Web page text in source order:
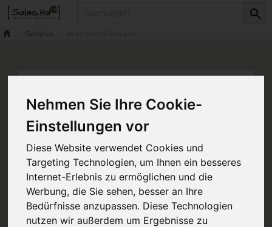
Nehmen Sie Ihre Cookie-
Einstellungen vor
Diese Website verwendet Cookies und
Targeting Technologien, um Ihnen ein besseres
Internet-Erlebnis zu ermöglichen und die
Werbung, die Sie sehen, besser an Ihre
Bedürfnisse anzupassen. Diese Technologien
nutzen wir außerdem um Ergebnisse zu
Getränke